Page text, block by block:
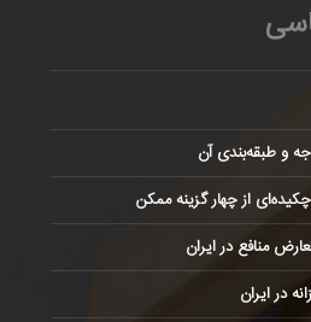
از چهار گزینه ممکن
در ایران